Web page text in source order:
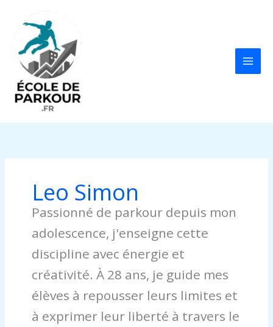
Leo Simon
Passionné de parkour depuis mon
adolescence, j'enseigne cette
discipline avec énergie et
créativité. À 28 ans, je guide mes
élèves à repousser leurs limites et
à exprimer leur liberté à travers le